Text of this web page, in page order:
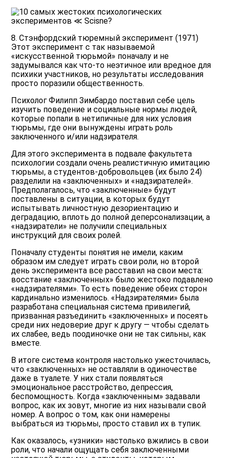
8. Стэнфордский тюремный эксперимент (1971)
Этот эксперимент с так называемой
«искусственной тюрьмой» поначалу и не
задумывался как что-то неэтичное или вредное для
психики участников, но результаты исследования
просто поразили общественность.
Психолог Филипп Зимбардо поставил себе цель
изучить поведение и социальные нормы людей,
которые попали в нетипичные для них условия
тюрьмы, где они вынуждены играть роль
заключенного и/или надзирателя.
Для этого эксперимента в подвале факультета
психологии создали очень реалистичную имитацию
тюрьмы, а студентов-добровольцев (их было 24)
разделили на «заключенных» и «надзирателей».
Предполагалось, что «заключенные» будут
поставлены в ситуации, в которых будут
испытывать личностную дезориентацию и
деградацию, вплоть до полной деперсонализации, а
«надзиратели» не получили специальных
инструкций для своих ролей.
Поначалу студенты понятия не имели, каким
образом им следует играть свои роли, но второй
день эксперимента все расставил на свои места:
восстание «заключенных» было жестоко подавлено
«надзирателями». То есть поведение обеих сторон
кардинально изменилось. «Надзирателями» была
разработана специальная система привилегий,
призванная разъединить «заключенных» и посеять
среди них недоверие друг к другу — чтобы сделать
их слабее, ведь поодиночке они не так сильны, как
вместе.
В итоге система контроля настолько ужесточилась,
что «заключенных» не оставляли в одиночестве
даже в туалете. У них стали появляться
эмоциональное расстройство, депрессия,
беспомощность. Когда «заключенным» задавали
вопрос, как их зовут, многие из них называли свой
номер. А вопрос о том, как они намерены
выбраться из тюрьмы, просто ставил их в тупик.
Как оказалось, «узники» настолько вжились в свои
роли, что начали ощущать себя заключенными